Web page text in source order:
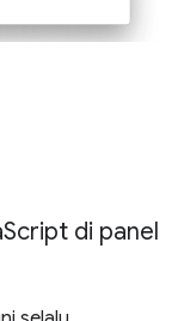
Script di panel